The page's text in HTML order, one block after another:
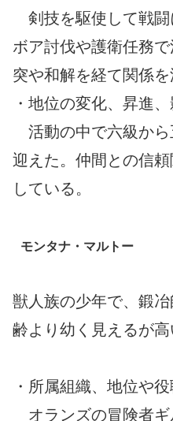
剣技を駆使して戦闘
ボア討伐や護衛任務
突や和解を経て関係を
・地位の変化、昇進
活動の中で六級から
迎えた。仲間との信
している。
モンタナ・マルトー
獣人族の少年で、鍛
齢より幼く見えるが高
・所属組織、地位や役
オランズの冒険者ギ